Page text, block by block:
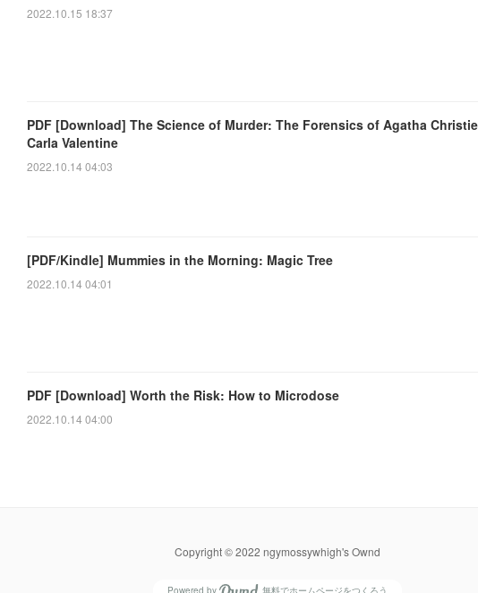
2022.10.15 18:37
PDF [Download] The Science of Murder: The Forensics of Agatha
Carla Valentine
2022.10.14 04:03
[PDF/Kindle] Mummies in the Morning: Magic Tree
2022.10.14 04:01
PDF [Download] Worth the Risk: How to Microdose
2022.10.14 04:00
Copyright © 2022 ngymossywhigh's Ownd